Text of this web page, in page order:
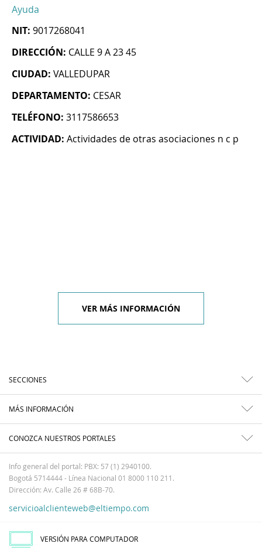
Ayuda
NIT: 9017268041
DIRECCIÓN: CALLE 9 A 23 45
CIUDAD: VALLEDUPAR
DEPARTAMENTO: CESAR
TELÉFONO: 3117586653
ACTIVIDAD: Actividades de otras asociaciones n c p
VER MÁS INFORMACIÓN
SECCIONES
MÁS INFORMACIÓN
CONOZCA NUESTROS PORTALES
Info general del portal: PBX: 57 (1) 2940100.
Bogotá 5714444 - Línea Nacional 01 8000 110 211.
Dirección: Av. Calle 26 # 68B-70.
servicioalclienteweb@eltiempo.com
VERSIÓN PARA COMPUTADOR